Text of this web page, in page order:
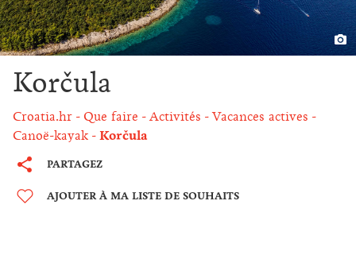
Korčula
Croatia.hr Que faire Activités
Vacances actives
Canoë-kayak
Korčula
PARTAGEZ
AJOUTER À MA LISTE DE SOUHAITS